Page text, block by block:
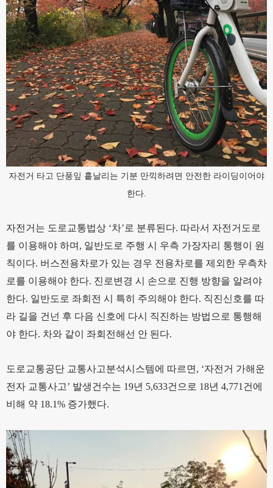
자전거 타고 단풍잎 흩날리는 기분 만끽하려면 안전한 라이딩이어야
한다.
자전거는 도로교통법상 ‘차’로 분류된다. 따라서 자전거도로
를 이용해야 하며, 일반도로 주행 시 우측 가장자리 통행이 원
칙이다. 버스전용차로가 있는 경우 전용차로를 제외한 우측차
로를 이용해야 한다. 진로변경 시 손으로 진행 방향을 알려야
한다. 일반도로 좌회전 시 특히 주의해야 한다. 직진신호를 따
라 길을 건넌 후 다음 신호에 다시 직진하는 방법으로 통행해
야 한다. 차와 같이 좌회전해선 안 된다.
도로교통공단 교통사고분석시스템에 따르면, ‘자전거 가해운
전자 교통사고’ 발생건수는 19년 5,633건으로 18년 4,771건에
비해 약 18.1% 증가했다.